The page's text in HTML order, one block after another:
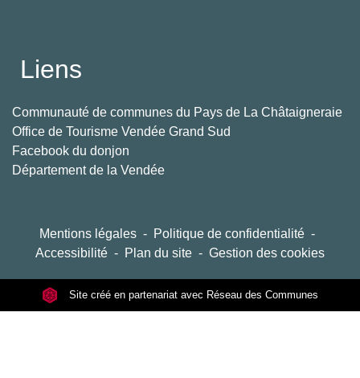
Liens
Communauté de communes du Pays de La Châtaigneraie
Office de Tourisme Vendée Grand Sud
Facebook du donjon
Département de la Vendée
Mentions légales - Politique de confidentialité -
Accessibilité - Plan du site - Gestion des cookies
Site créé en partenariat avec Réseau des Communes